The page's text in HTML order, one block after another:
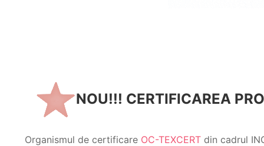
NOU!!! CERTIFICAREA
Organismul de certificare OC-TEXCERT din cadrul